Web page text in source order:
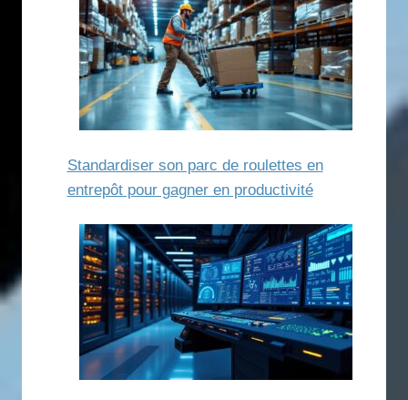
Standardiser son parc de roulettes en
entrepôt pour gagner en productivité